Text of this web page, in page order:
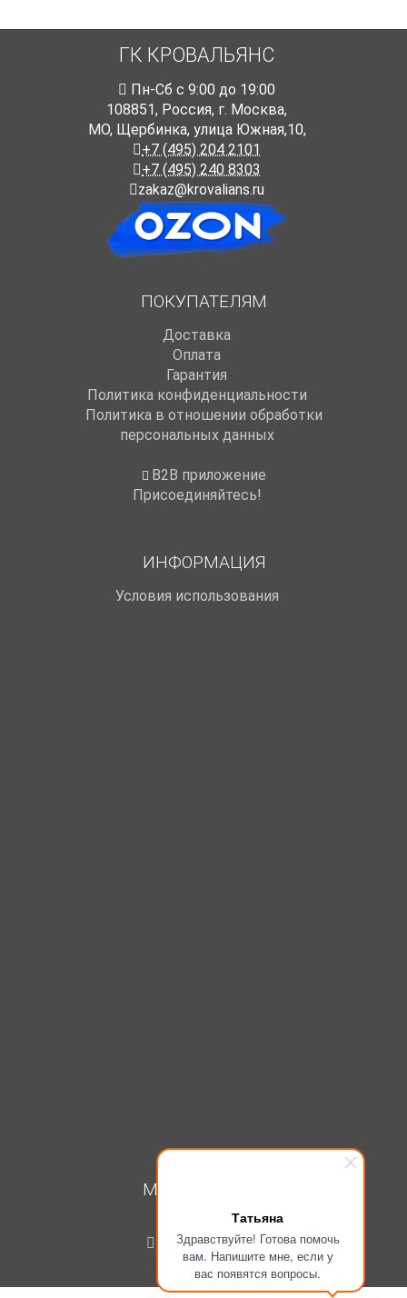
Татьяна
Здравствуйте! Готова помочь
вам. Напишите мне, если у
вас появятся вопросы.
ГК КРОВАЛЬЯНС
Пн-Cб с 9:00 до 19:00
108851, Россия, г. Москва,
МО, Щербинка, улица Южная,10,
+7 (495) 204 2101
+7 (495) 240 8303
zakaz@krovalians.ru
ПОКУПАТЕЛЯМ
Доставка
Оплата
Гарантия
Политика конфиденциальности
Политика в отношении обработки
персональных данных
B2B приложение
Присоединяйтесь!
ИНФОРМАЦИЯ
Условия использования
МОЙ КАБИНЕТ
Регистрация